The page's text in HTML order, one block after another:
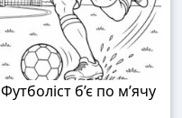
Футболіст б’є по м’ячу